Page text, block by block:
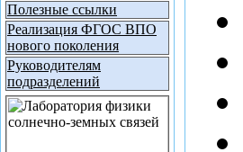
Полезные ссылки
Реализация ФГОС ВПО
нового поколения
Руководителям
подразделений